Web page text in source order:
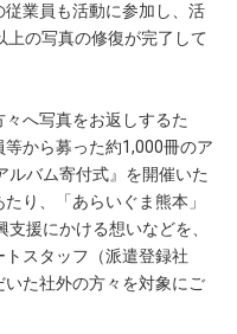
業員も活動に参加し、活
の写真の修復が完了して
へ写真をお返しするた
から募った約1,000冊のア
ルバム寄付式』を開催いた
り、「あらいぐま熊本」
援にかける想いなどを、
スタッフ（派遣登録社
た社外の方々を対象にご